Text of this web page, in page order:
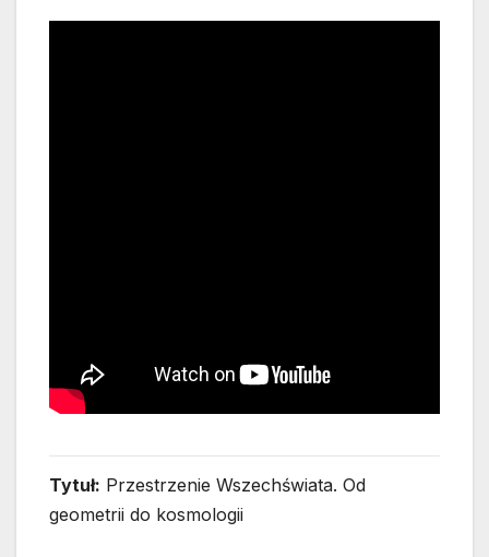
Tytuł: Przestrzenie Wszechświata. Od
geometrii do kosmologii